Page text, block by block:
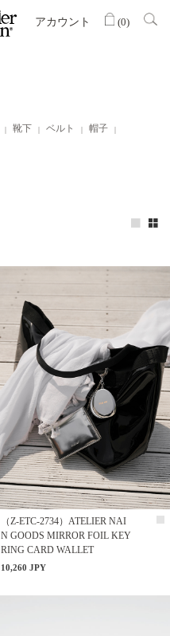
アカウント (0)
靴下 ベルト
帽子
（Z-ETC-2734）ATELIER NAI
N GOODS MIRROR FOIL KEY
RING CARD WALLET
10,260 JPY